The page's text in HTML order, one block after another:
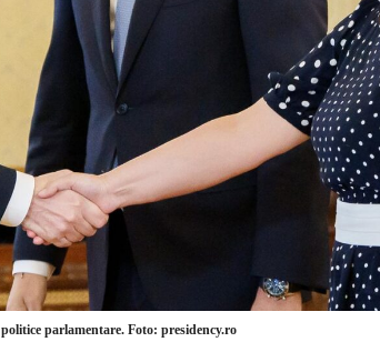
parlamentare. Foto: presidency.ro